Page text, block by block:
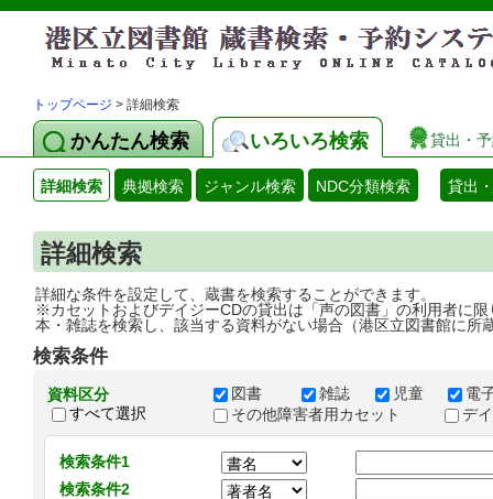
トップページ > 詳細検索
かんたん検索 いろいろ検索 貸出・
詳細検索 典拠検索 ジャンル検索 NDC分類検索 貸出
詳細検索
詳細な条件を設定して、蔵書を検索することができます。
※カセットおよびデイジーCDの貸出は「声の図書」の利用者に限
本・雑誌を検索し、該当する資料がない場合（港区立図書館に所
検索条件
資料区分
すべて選択
図書 雑誌 児童
電
その他障害者用カセット
デ
検索条件1
検索条件2